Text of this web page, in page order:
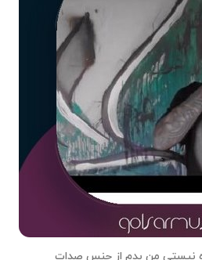
نیستی من بدم از جنس صدات